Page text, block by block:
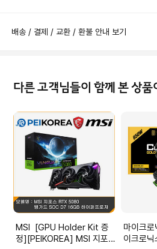
배송 / 결제 / 교환 / 환불 안내 보기
다른 고객님들이 함께 본 상품
MSI [GPU Holder Kit 증
정][PEIKOREA] MSI 지포
마이크로닉스 (공
이크로닉